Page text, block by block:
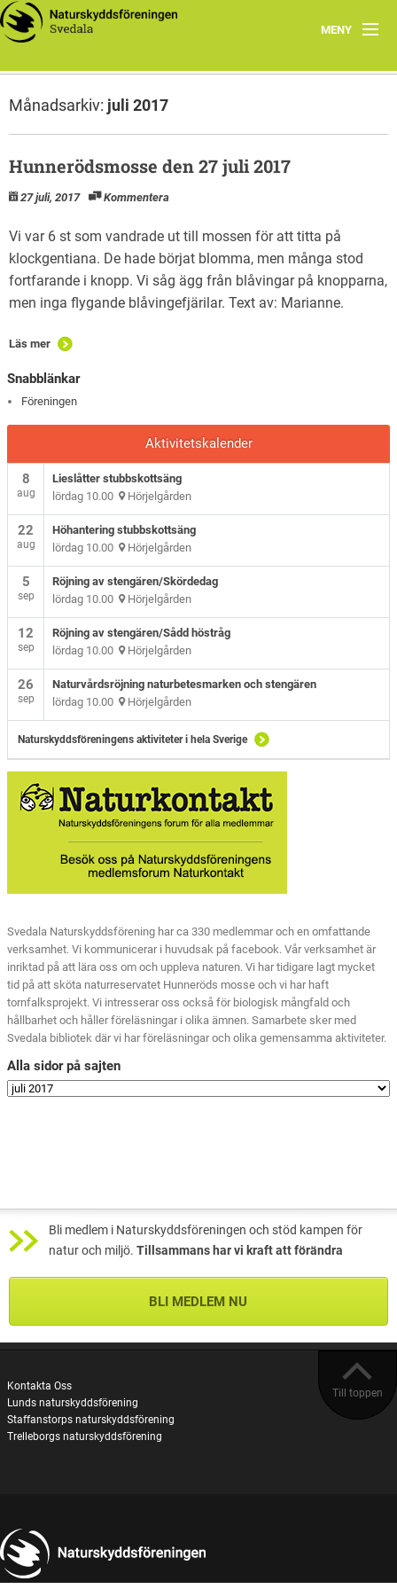
MENY
Årets Program
Månadsarkiv: juli 2017
Hunnerödsmosse den 27 juli 2017
27 juli, 2017 Kommentera
Vi var 6 st som vandrade ut till mossen för att titta på
klockgentiana. De hade börjat blomma, men många stod
fortfarande i knopp. Vi såg ägg från blåvingar på knopparna,
men inga flygande blåvingefjärilar. Text av: Marianne.
Läs mer
Snabblänkar
Föreningen
Aktivitetskalender
8
aug
Lieslåtter stubbskottsäng
lördag 10.00 Hörjelgården
22
aug
Höhantering stubbskottsäng
lördag 10.00 Hörjelgården
5
sep
Röjning av stengären/Skördedag
lördag 10.00 Hörjelgården
12
sep
Röjning av stengären/Sådd höstråg
lördag 10.00 Hörjelgården
26
sep
Naturvårdsröjning naturbetesmarken och stengären
lördag 10.00 Hörjelgården
Naturskyddsföreningens aktiviteter i hela Sverige
Svedala Naturskyddsförening har ca 330 medlemmar och en omfattande
verksamhet. Vi kommunicerar i huvudsak på facebook. Vår verksamhet är
inriktad på att lära oss om och uppleva naturen. Vi har tidigare lagt mycket
tid på att sköta naturreservatet Hunneröds mosse och vi har haft
tornfalksprojekt. Vi intresserar oss också för biologisk mångfald och
hållbarhet och håller föreläsningar i olika ämnen. Samarbete sker med
Svedala bibliotek där vi har föreläsningar och olika gemensamma aktiviteter.
Alla sidor på sajten
Bli medlem i Naturskyddsföreningen och stöd kampen för
natur och miljö. Tillsammans har vi kraft att förändra
BLI MEDLEM NU
Till toppen
Kontakta Oss
Lunds naturskyddsförening
Staffanstorps naturskyddsförening
Trelleborgs naturskyddsförening